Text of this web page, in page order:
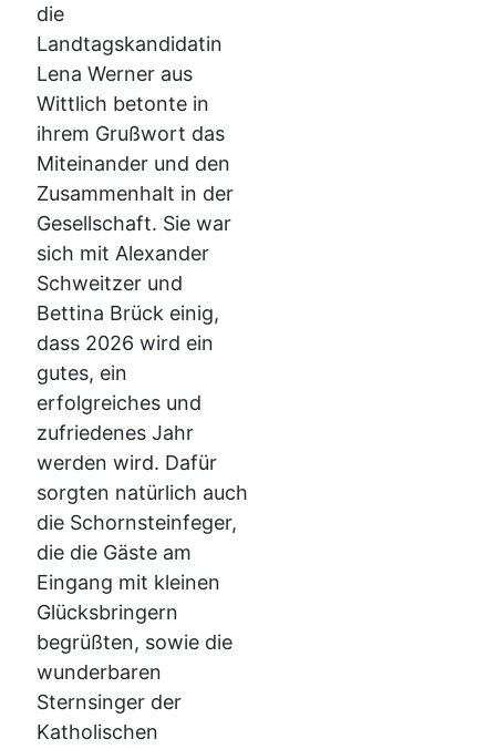
die
Landtagskandidatin
Lena Werner aus
Wittlich betonte in
ihrem Grußwort das
Miteinander und den
Zusammenhalt in der
Gesellschaft. Sie war
sich mit Alexander
Schweitzer und
Bettina Brück einig,
dass 2026 wird ein
gutes, ein
erfolgreiches und
zufriedenes Jahr
werden wird. Dafür
sorgten natürlich auch
die Schornsteinfeger,
die die Gäste am
Eingang mit kleinen
Glücksbringern
begrüßten, sowie die
wunderbaren
Sternsinger der
Katholischen